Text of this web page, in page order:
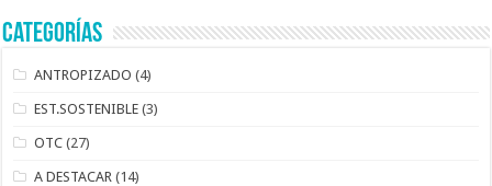
Categorías
ANTROPIZADO (4)
EST.SOSTENIBLE (3)
OTC (27)
A DESTACAR (14)